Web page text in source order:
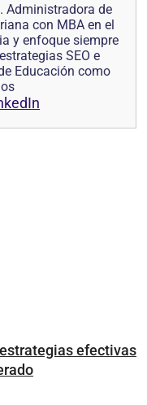
Administradora de
con MBA en el
y enfoque siempre
SEO e
Educación como
efectivas